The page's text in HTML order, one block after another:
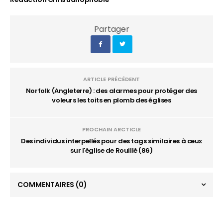
Partager
ARTICLE PRÉCÉDENT
Norfolk (Angleterre) : des alarmes pour protéger des
voleurs les toits en plomb des églises
PROCHAIN ARCTICLE
Des individus interpellés pour des tags similaires à ceux
sur l'église de Rouillé (86)
COMMENTAIRES (0)